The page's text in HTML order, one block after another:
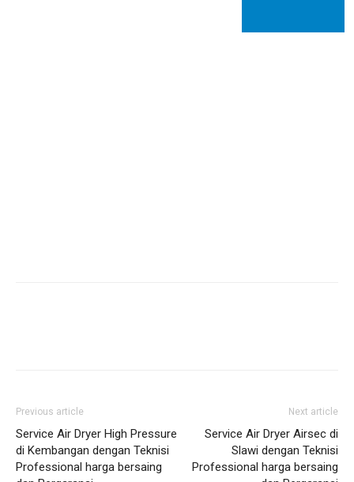
Previous article
Service Air Dryer High Pressure
di Kembangan dengan Teknisi
Professional harga bersaing
Next article
Service Air Dryer Airsec di
Slawi dengan Teknisi
Professional harga bersaing